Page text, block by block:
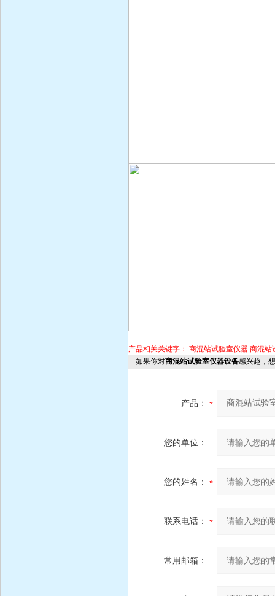
产品相关关键字： 商混站试验室仪器 商混站
如果你对商混站试验室仪器设备感兴趣，
产品：
您的单位：
您的姓名：
联系电话：
常用邮箱：